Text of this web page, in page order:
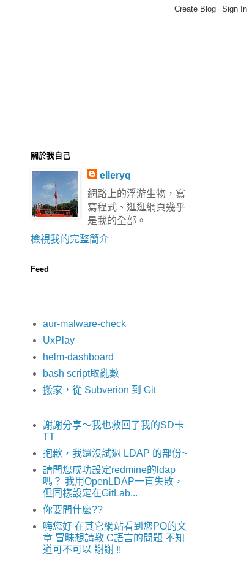
關於我自己
elleryq
網路上的浮游生物，寫
寫程式、逛逛網頁幾乎
是我的全部。
檢視我的完整簡介
Feed
aur-malware-check
UxPlay
helm-dashboard
bash script取亂數
搬家，從 Subverion 到 Git
謝謝分享～我也救回了我的SD卡
TT
抱歉，我還沒試過 LDAP 的部份~
請問您成功設定redmine的ldap
嗎？ 我用OpenLDAP一直失敗，
但同樣設定在GitLab...
你要問什麼??
嗨您好 在其它網站看到您PO的文
章 冒昧想請教 C語言的問題 不知
道可不可以 謝謝 !!